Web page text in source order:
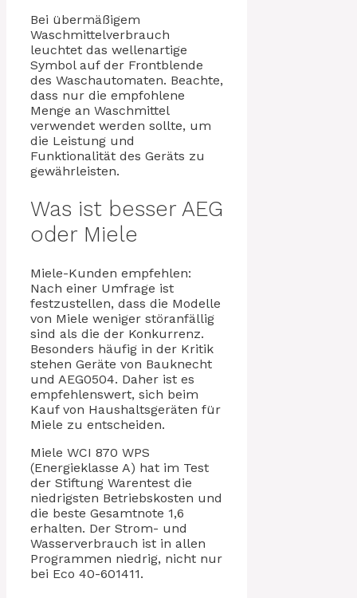
Bei übermäßigem
Waschmittelverbrauch
leuchtet das wellenartige
Symbol auf der Frontblende
des Waschautomaten. Beachte,
dass nur die empfohlene
Menge an Waschmittel
verwendet werden sollte, um
die Leistung und
Funktionalität des Geräts zu
gewährleisten.
Was ist besser AEG
oder Miele
Miele-Kunden empfehlen:
Nach einer Umfrage ist
festzustellen, dass die Modelle
von Miele weniger störanfällig
sind als die der Konkurrenz.
Besonders häufig in der Kritik
stehen Geräte von Bauknecht
und AEG0504. Daher ist es
empfehlenswert, sich beim
Kauf von Haushaltsgeräten für
Miele zu entscheiden.
Miele WCI 870 WPS
(Energieklasse A) hat im Test
der Stiftung Warentest die
niedrigsten Betriebskosten und
die beste Gesamtnote 1,6
erhalten. Der Strom- und
Wasserverbrauch ist in allen
Programmen niedrig, nicht nur
bei Eco 40-601411.